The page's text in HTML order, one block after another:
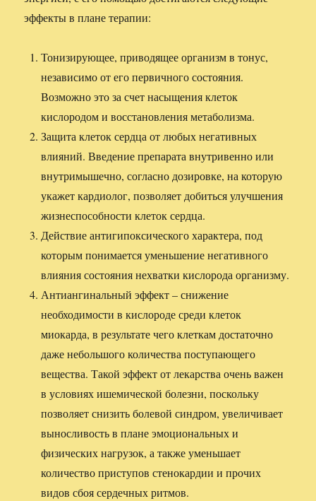
эффекты в плане терапии:
Тонизирующее, приводящее организм в тонус,
независимо от его первичного состояния.
Возможно это за счет насыщения клеток
кислородом и восстановления метаболизма.
Защита клеток сердца от любых негативных
влияний. Введение препарата внутривенно или
внутримышечно, согласно дозировке, на которую
укажет кардиолог, позволяет добиться улучшения
жизнеспособности клеток сердца.
Действие антигипоксического характера, под
которым понимается уменьшение негативного
влияния состояния нехватки кислорода организму.
Антиангинальный эффект – снижение
необходимости в кислороде среди клеток
миокарда, в результате чего клеткам достаточно
даже небольшого количества поступающего
вещества. Такой эффект от лекарства очень важен
в условиях ишемической болезни, поскольку
позволяет снизить болевой синдром, увеличивает
выносливость в плане эмоциональных и
физических нагрузок, а также уменьшает
количество приступов стенокардии и прочих
видов сбоя сердечных ритмов.